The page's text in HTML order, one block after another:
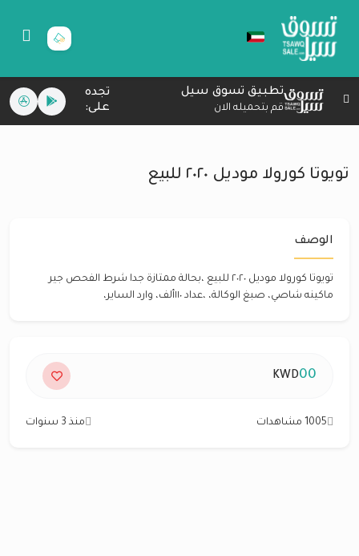
تطبيق تسوق سيل
قم بتحميله الان
تجده
على:
تويوتا كورولا موديل ٢٠٢٠ للبيع
الوصف
تويوتا كورولا موديل ٢٠٢٠ للبيع ،بحالة ممتازة جدا شرط الفحص جير
ماكينه شاصي، صبغ الوكالة، ،عداد ١١٠ألف، وارد الساير،
00
KWD
1005 مشاهدات منذ 3 سنوات